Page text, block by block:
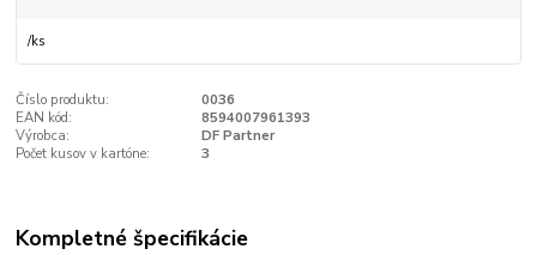
/ks
Číslo produktu:
0036
EAN kód:
8594007961393
Výrobca:
DF Partner
Počet kusov v kartóne:
3
Kompletné špecifikácie